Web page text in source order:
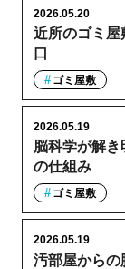
近所のゴミ屋
口
2026.05.20
ゴミ屋敷
脳科学が解
の仕組み
2026.05.19
ゴミ屋敷
汚部屋からの
2026.05.19